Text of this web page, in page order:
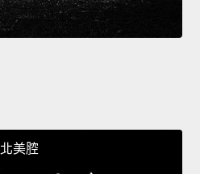
北美腔